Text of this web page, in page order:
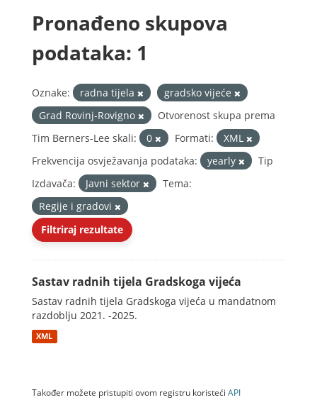
Pronađeno skupova
podataka: 1
Oznake: radna tijela
gradsko vijeće
Grad Rovinj-Rovigno
Otvorenost skupa prema
Tim Berners-Lee skali:
0 Formati:
XML
Frekvencija osvježavanja podataka:
yearly
Tip
Izdavača:
Javni sektor
Tema:
Regije i gradovi
Filtriraj rezultate
Sastav radnih tijela Gradskoga vijeća
Sastav radnih tijela Gradskoga vijeća u mandatnom
razdoblju 2021. -2025.
XML
Također možete pristupiti ovom registru koristeći API